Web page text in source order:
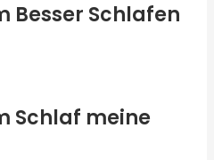
Besser Schlafen
Schlaf meine